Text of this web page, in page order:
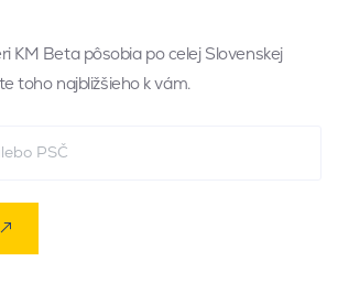
KM Beta pôsobia po celej Slovenskej
toho najbližšieho k vám.